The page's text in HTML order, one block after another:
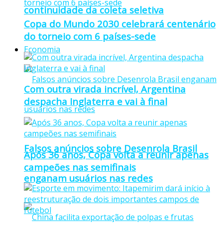
continuidade da coleta seletiva
Economia
Falsos anúncios sobre Desenrola Brasil
enganam usuários nas redes
Copa do Mundo 2030 celebrará centenário
do torneio com 6 países-sede
Com outra virada incrível, Argentina
despacha Inglaterra e vai à final
Após 36 anos, Copa volta a reunir apenas
campeões nas semifinais